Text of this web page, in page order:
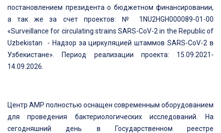
постановлением президента о бюджетном финансировании,
а так же за счет проектов: № 1NU2HGH000089-01-00
«Surveillance for circulating strains SARS-CoV-2 in the Republic of
Uzbekistan - Надзор за циркуляцией штаммов SARS-CoV-2 в
Узбекистане». Период реализации проекта: 15.09.2021-
14.09.2026.
Центр АМР полностью оснащен современным оборудованием
для проведения бактериологических исследований. На
сегодняшний день в Государственном реестре